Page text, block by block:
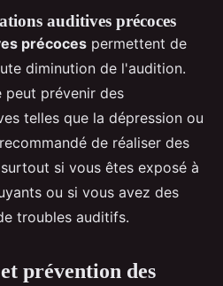
auditives précoces
précoces permettent de
diminution de l'audition.
peut prévenir des
telles que la dépression ou
de réaliser des
si vous êtes exposé à
ou si vous avez des
troubles auditifs.
prévention des